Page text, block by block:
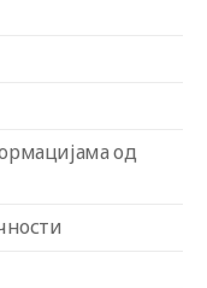
од